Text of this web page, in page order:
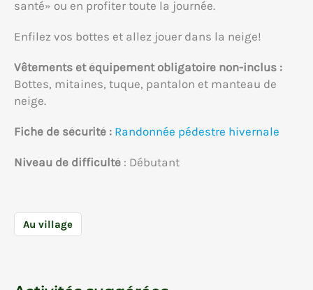
santé» ou en profiter toute la journée.
Enfilez vos bottes et allez jouer dans la neige!
Vêtements et équipement obligatoire non-inclus :
Bottes, mitaines, tuque, pantalon et manteau de
neige.
Fiche de sécurité : Randonnée pédestre hivernale
Niveau de difficulté : Débutant
Au village